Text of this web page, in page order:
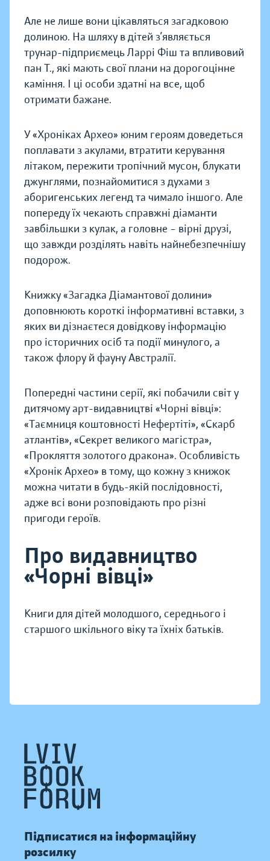
Але не лише вони цікавляться загадковою
долиною. На шляху в дітей з’являється
трунар-підприємець Ларрі Фіш та впливовий
пан Т., які мають свої плани на дорогоцінне
каміння. І ці особи здатні на все, щоб
отримати бажане.
У «Хроніках Архео» юним героям доведеться
поплавати з акулами, втратити керування
літаком, пережити тропічний мусон, блукати
джунглями, познайомитися з духами з
аборигенських легенд та чимало іншого. Але
попереду їх чекають справжні діаманти
завбільшки з кулак, а головне – вірні друзі,
що завжди розділять навіть найнебезпечнішу
подорож.
Книжку «Загадка Діамантової долини»
доповнюють короткі інформативні вставки, з
яких ви дізнаєтеся довідкову інформацію
про історичних осіб та події минулого, а
також флору й фауну Австралії.
Попередні частини серії, які побачили світ у
дитячому арт-видавництві «Чорні вівці»:
«Таємниця коштовності Нефертіті», «Скарб
атлантів», «Секрет великого магістра»,
«Прокляття золотого дракона». Особливість
«Хронік Архео» в тому, що кожну з книжок
можна читати в будь-якій послідовності,
адже всі вони розповідають про різні
пригоди героїв.
Про видавництво
«Чорні вівці»
Книги для дітей молодшого, середнього і
старшого шкільного віку та їхніх батьків.
Підписатися на інформаційну
розсилку